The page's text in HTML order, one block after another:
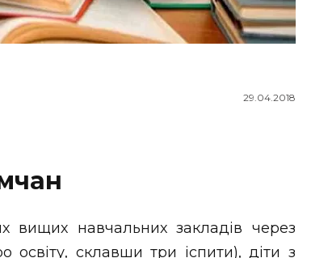
29.04.2018
вищих навчальних закладів через
склавши три іспити), діти з